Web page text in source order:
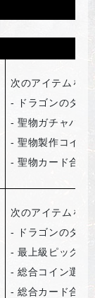
次のアイテムを獲
-
ドラゴンのダ
-聖物ガチャパッ
-聖物製作コイン
-聖物カード合成
次のアイテムを獲
-
ドラゴンのダ
-最上級ピックア
-総合コイン選択
-総合カード合成